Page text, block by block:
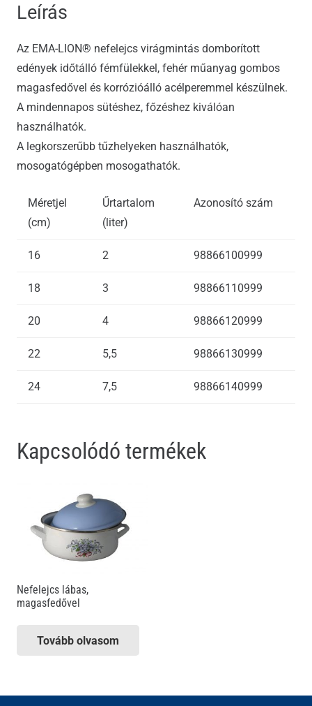
Leírás
Az EMA-LION® nefelejcs virágmintás domborított
edények időtálló fémfülekkel, fehér műanyag gombos
magasfedővel és korrózióálló acélperemmel készülnek.
A mindennapos sütéshez, főzéshez kiválóan
használhatók.
A legkorszerűbb tűzhelyeken használhatók,
mosogatógépben mosogathatók.
Méretjel
(cm)
Űrtartalom
(liter)
Azonosító szám
16 2 98866100999
18 3 98866110999
20 4 98866120999
22 5,5 98866130999
24 7,5 98866140999
Kapcsolódó termékek
Nefelejcs lábas,
magasfedővel
Tovább olvasom